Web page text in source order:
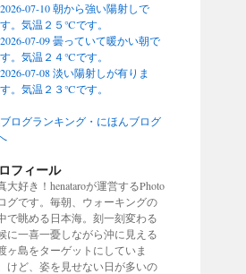
2026-07-10 朝から強い陽射しで
す。気温２５℃です。
2026-07-09 曇っていて暖かい朝で
す。気温２４℃です。
2026-07-08 淡い陽射しが有りま
す。気温２３℃です。
フィール
大好き！henataroが運営するPhoto
グです。毎朝、ウォーキングの
で眺める日本海。刻一刻変わる
に一喜一憂しながら沖に見える
ヶ島をターゲットにしていま
けど、姿を見せない日が多いの